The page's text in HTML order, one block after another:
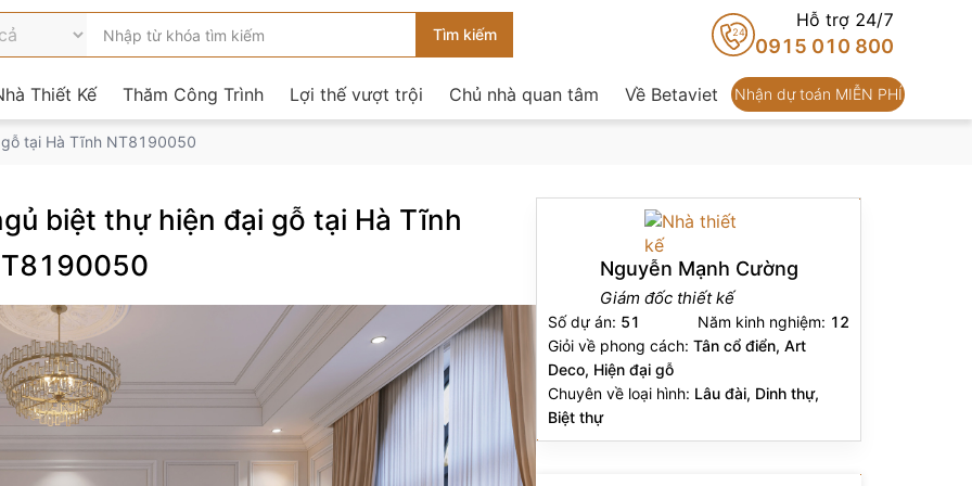
24
Hỗ trợ 24/7
0915 010 800
Thiết Kế Thăm Công Trình Lợi thế vượt trội Chủ nhà quan tâm Về Betaviet Nhận dự toán MIỄN PHÍ
tại Hà Tĩnh NT8190050
biệt thự hiện đại gỗ tại Hà Tĩnh
Nguyễn Mạnh Cường
Giám đốc thiết kế
Số dự án: 51 Năm kinh nghiệm: 12
Giỏi về phong cách: Tân cổ điển, Art
Deco, Hiện đại gỗ
Chuyên về loại hình: Lâu đài, Dinh thự,
Biệt thự